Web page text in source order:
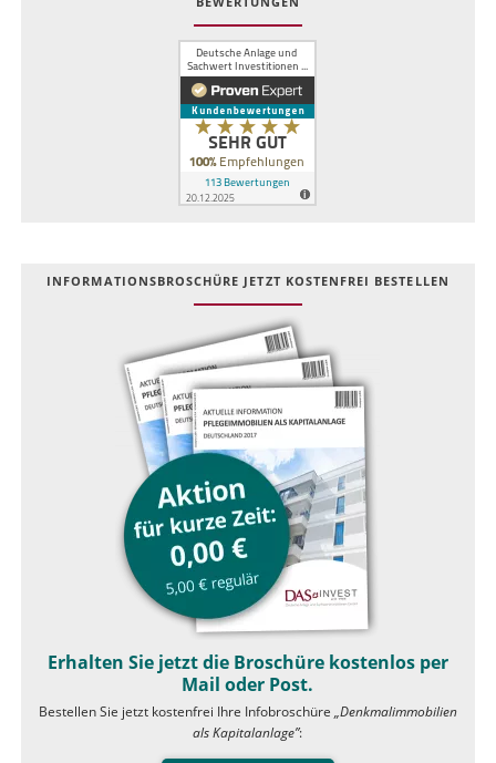
INFOR­MATIONS­BROSCHÜRE JETZT KOSTEN­FREI BESTELLEN
Erhalten Sie jetzt die Broschüre kostenlos per
Mail oder Post.
Bestellen Sie jetzt kostenfrei Ihre Infobroschüre „Denkmalimmobilien
als Kapitalanlage”: